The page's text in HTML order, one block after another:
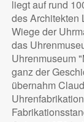
liegt auf rund
des Architekten
Wiege der
das
Uhrenmuseum
ganz der
übernahm